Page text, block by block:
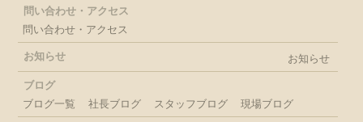
問い合わせ・アクセス
問い合わせ・アクセス
お知らせ お知らせ
ブログ
ブログ一覧
社長ブログ スタッフブログ 現場ブログ